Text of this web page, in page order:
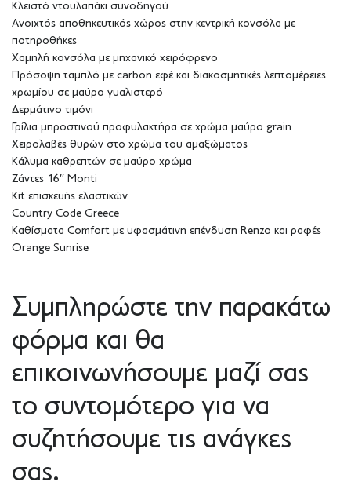
Κλειστό ντουλαπάκι συνοδηγού
Ανοιχτός αποθηκευτικός χώρος στην κεντρική κονσόλα με
ποτηροθήκες
Χαμηλή κονσόλα με μηχανικό χειρόφρενο
Πρόσοψη ταμπλό με carbon εφέ και διακοσμητικές λεπτομέρειες
χρωμίου σε μαύρο γυαλιστερό
Δερμάτινο τιμόνι
Γρίλια μπροστινού προφυλακτήρα σε χρώμα μαύρο grain
Χειρολαβές θυρών στο χρώμα του αμαξώματος
Κάλυμα καθρεπτών σε μαύρο χρώμα
Ζάντες 16″ Monti
Kit επισκευής ελαστικών
Country Code Greece
Καθίσματα Comfort με υφασμάτινη επένδυση Renzo και ραφές
Orange Sunrise
Συμπληρώστε την παρακάτω
φόρμα και θα
επικοινωνήσουμε μαζί σας
το συντομότερο για να
συζητήσουμε τις ανάγκες
σας.